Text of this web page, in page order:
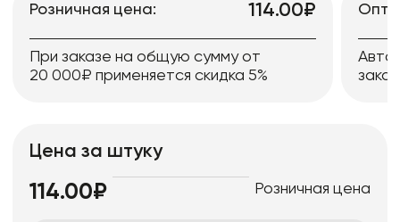
Розничная цена: 114.00₽
При заказе на общую сумму от
20 000₽ применяется скидка 5%
Цена за штуку
114.00₽ Розничная цена